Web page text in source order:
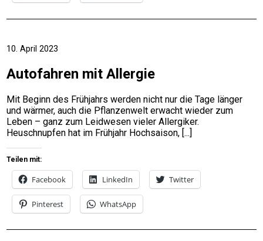
10. April 2023
Autofahren mit Allergie
Mit Beginn des Frühjahrs werden nicht nur die Tage länger
und wärmer, auch die Pflanzenwelt erwacht wieder zum
Leben – ganz zum Leidwesen vieler Allergiker.
Heuschnupfen hat im Frühjahr Hochsaison,
Teilen mit:
Facebook LinkedIn Twitter
Pinterest WhatsApp